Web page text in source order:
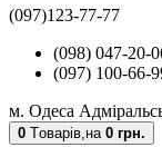
(097)123-77-77
(098) 047-20-
(097) 100-66-
м. Одеса
0 Tоварів,на 0 грн.